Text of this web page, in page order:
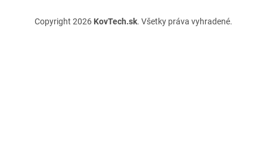
Copyright 2026 KovTech.sk. Všetky práva vyhradené.